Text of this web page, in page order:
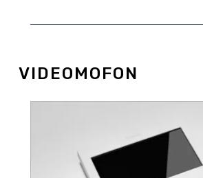
VIDEOMOFON